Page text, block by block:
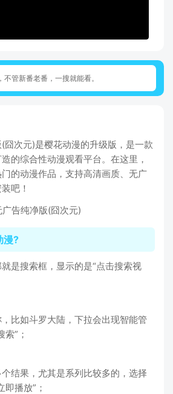
不管新番老番，一搜就能看。
囧次元)是樱花动漫的升级版，是一款
的综合性动漫观看平台。在这里，
的动漫作品，支持高清画质、无广
吧！
漫?
是搜索框，显示的是“点击搜索视
比如斗罗大陆，下拉会出现智能管
”；
结果，尤其是系列比较多的，选择
播放”；